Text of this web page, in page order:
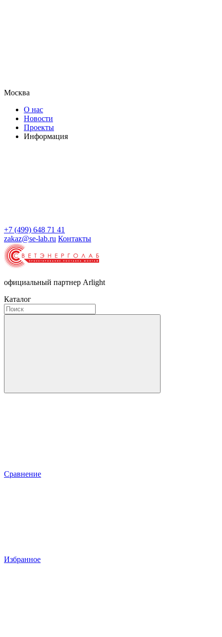
Москва
О нас
Новости
Проекты
Информация
+7 (499) 648 71 41
zakaz@se-lab.ru Контакты
официальный партнер Arlight
Каталог
Сравнение
Избранное